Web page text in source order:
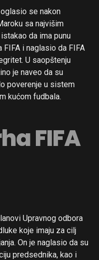
se nakon
sa najvišim
da ima punu
i naglasio da FIFA
U saopštenju
je naveo da su
poverenje u sistem
kućom fudbala.
FIFA
Upravnog odbora
koje imaju za cilj
On je naglasio da su
predsednika, kao i